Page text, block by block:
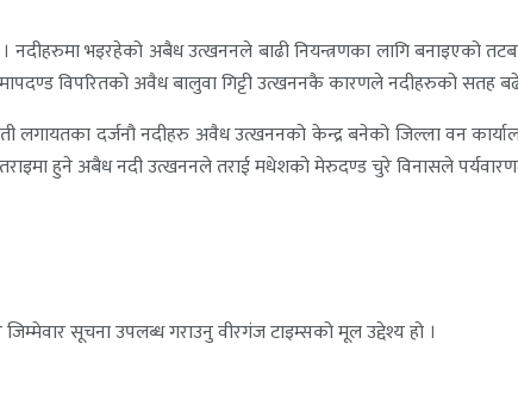
भइरहेको अबैध उत्खननले बाढी नियन्त्रणका लागि बनाइएको
विपरितको अवैध बालुवा गिट्टी उत्खननकै कारणले नदीहरुको सतह
लगायतका दर्जनौ नदीहरु अवैध उत्खननको केन्द्र बनेको जिल्ला वन
हुने अबैध नदी उत्खननले तराई मधेशको मेरुदण्ड चुरे विनासले
जिम्मेवार सूचना उपलब्ध गराउनु वीरगंज टाइम्सको मूल उद्देश्य हो ।